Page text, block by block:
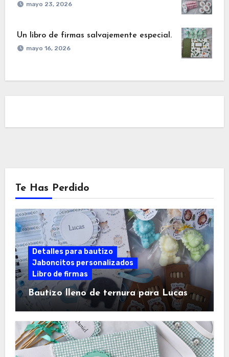
mayo 23, 2026
Un libro de firmas salvajemente especial.
mayo 16, 2026
Te Has Perdido
Detalles para bautizo
Jaboncitos personalizados
Libro de firmas
Bautizo lleno de ternura para Lucas